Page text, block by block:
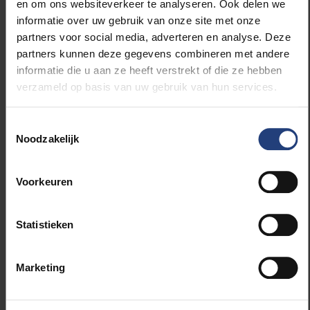
en om ons websiteverkeer te analyseren. Ook delen we
informatie over uw gebruik van onze site met onze
partners voor social media, adverteren en analyse. Deze
partners kunnen deze gegevens combineren met andere
informatie die u aan ze heeft verstrekt of die ze hebben
verzameld op basis van uw gebruik van hun services.
Noodzakelijk
Voorkeuren
Statistieken
Marketing
toekomstige artsen ontwikkelen tot bekwame en
empathische professionals die klaarstaan voor de
zorg van morgen.”